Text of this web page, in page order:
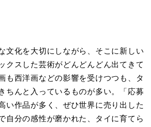
文化を大切にしながら、そこに新しい
クスした芸術がどんどんどん出てきて
も西洋画などの影響を受けつつも、タ
ちんと入っているものが多い。「応募
い作品が多く、ぜひ世界に売り出した
自分の感性が磨かれた、タイに育てら